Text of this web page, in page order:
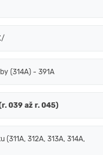
(314A) - 391A
039 až r. 045)
312A, 313A, 314A,